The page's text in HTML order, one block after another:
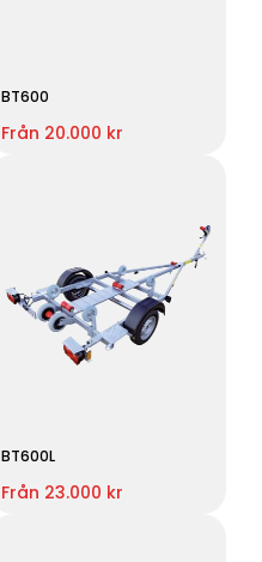
BT600
Från 20.000 kr
BT600L
Från 23.000 kr